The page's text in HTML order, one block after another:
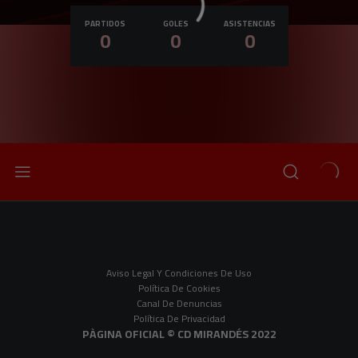
PARTIDOS
0 GOLES
0 ASISTENCIAS
0
Aviso Legal Y Condiciones De Uso
Política De Cookies
Canal De Denuncias
Política De Privacidad
PÀGINA OFICIAL © CD MIRANDÉS 2022